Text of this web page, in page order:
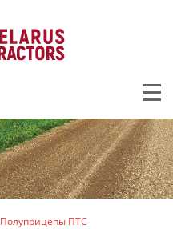
Полуприцепы ПТС